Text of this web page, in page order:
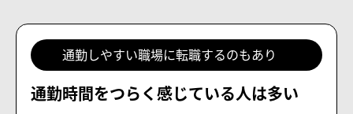
通勤しやすい職場に転職するのもあり
通勤時間をつらく感じている人は多い